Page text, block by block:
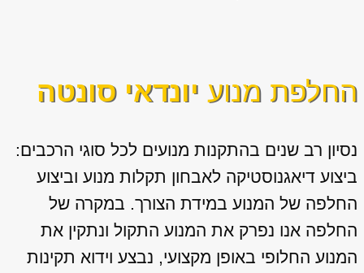
החלפת מנוע יונדאי סונטה
נסיון רב שנים בהתקנות מנועים לכל סוגי הרכבים:
ביצוע דיאגנוסטיקה לאבחון תקלות מנוע וביצוע
החלפה של המנוע במידת הצורך. במקרה של
החלפה אנו נפרק את המנוע התקול ונתקין את
המנוע החלופי באופן מקצועי, נבצע וידוא תקינות